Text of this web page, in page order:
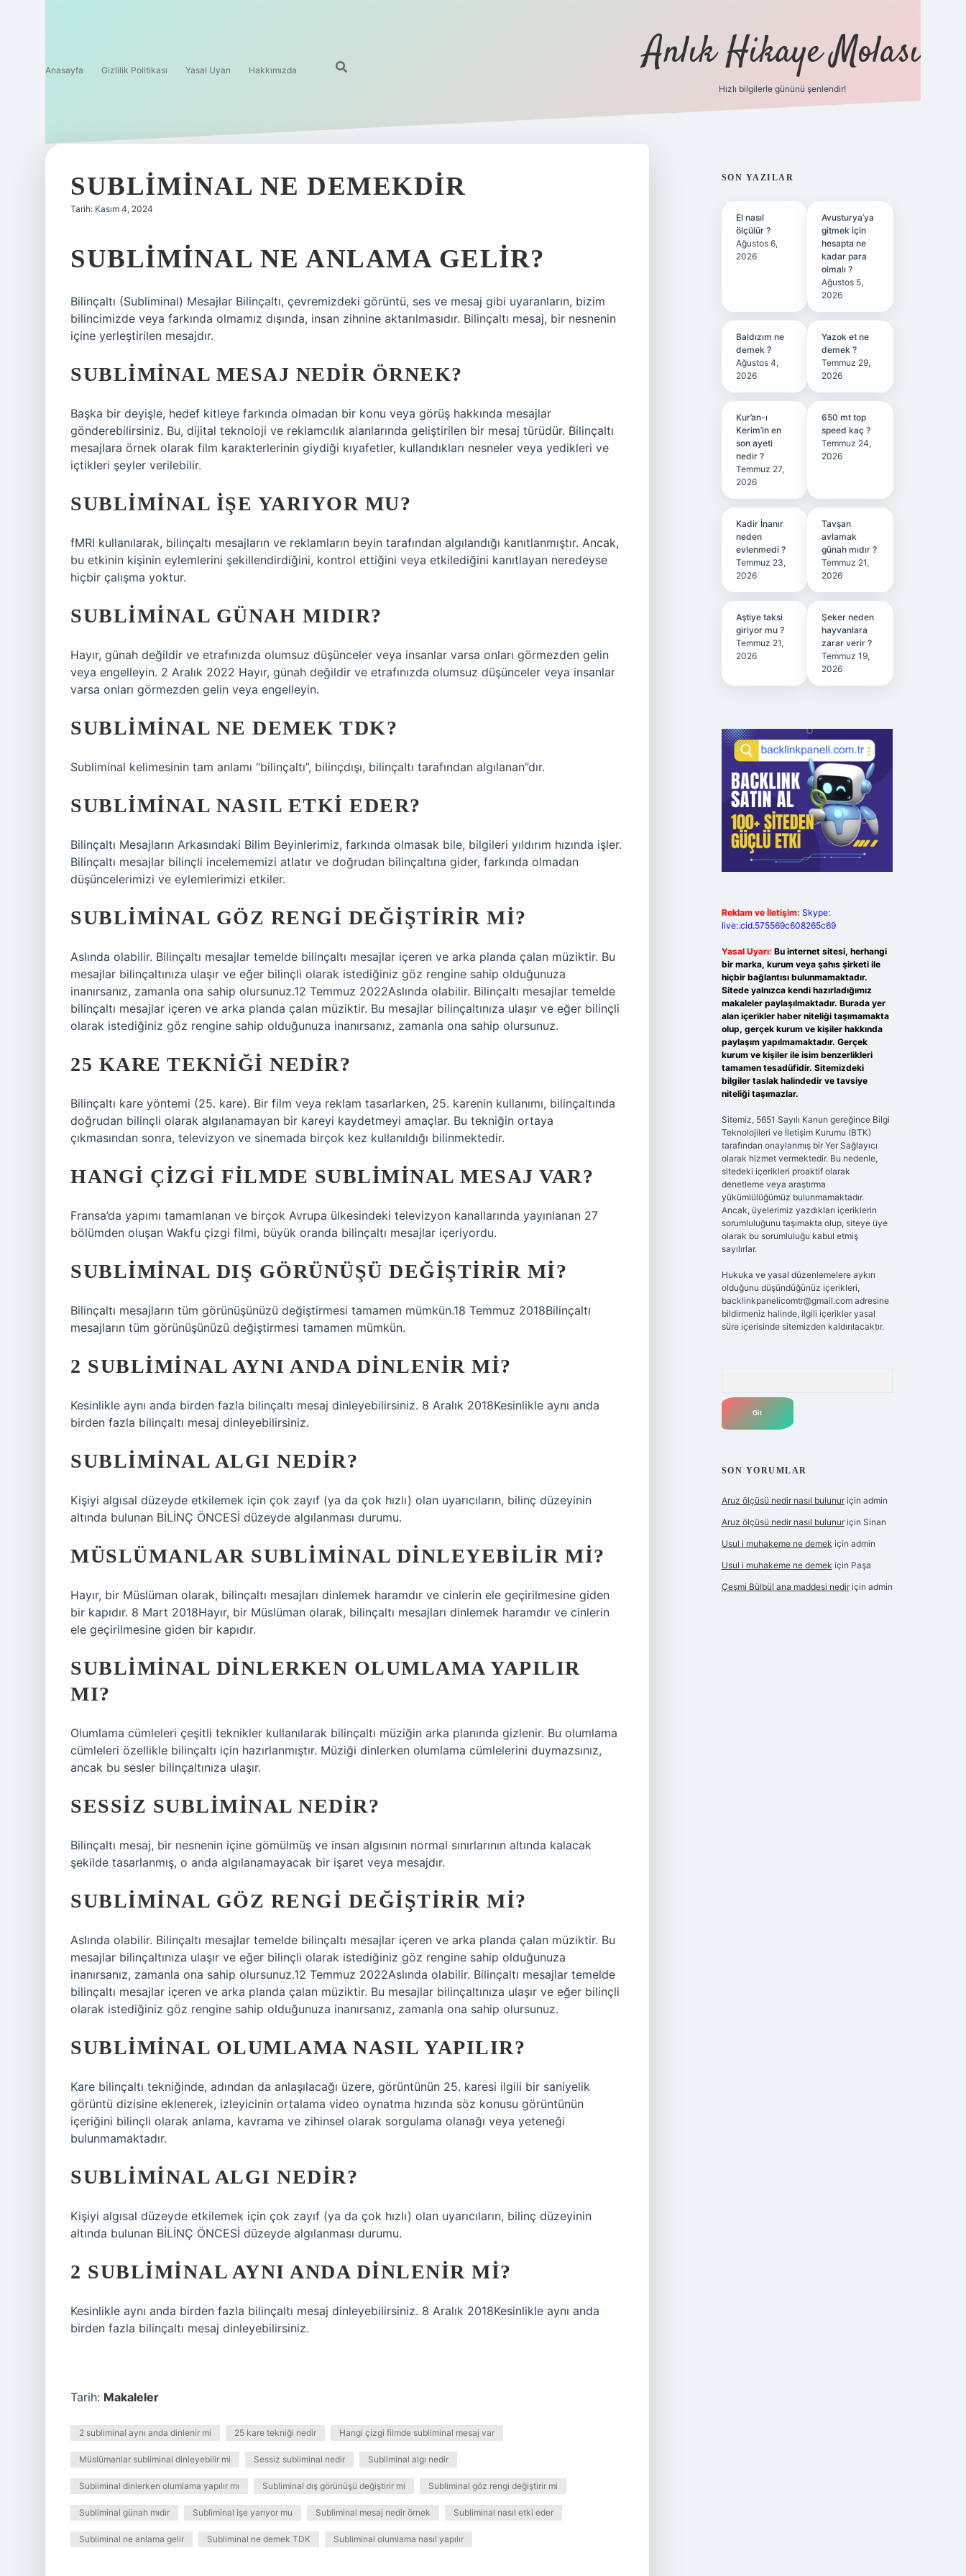
Anasayfa Gizlilik Politikası Yasal Uyarı Hakkımızda Anlık Hikaye Molası
Hızlı bilgilerle gününü şenlendir!
SUBLIMINAL NE DEMEKDIR
Tarih: Kasım 4, 2024
SUBLIMINAL NE ANLAMA GELIR?
Bilinçaltı (Subliminal) Mesajlar Bilinçaltı, çevremizdeki görüntü, ses ve mesaj gibi uyaranların, bizim
bilincimizde veya farkında olmamız dışında, insan zihnine aktarılmasıdır. Bilinçaltı mesaj, bir nesnenin
içine yerleştirilen mesajdır.
SUBLIMINAL MESAJ NEDIR ÖRNEK?
Başka bir deyişle, hedef kitleye farkında olmadan bir konu veya görüş hakkında mesajlar
gönderebilirsiniz. Bu, dijital teknoloji ve reklamcılık alanlarında geliştirilen bir mesaj türüdür. Bilinçaltı
mesajlara örnek olarak film karakterlerinin giydiği kıyafetler, kullandıkları nesneler veya yedikleri ve
içtikleri şeyler verilebilir.
SUBLIMINAL IŞE YARIYOR MU?
fMRI kullanılarak, bilinçaltı mesajların ve reklamların beyin tarafından algılandığı kanıtlanmıştır. Ancak,
bu etkinin kişinin eylemlerini şekillendirdiğini, kontrol ettiğini veya etkilediğini kanıtlayan neredeyse
hiçbir çalışma yoktur.
SUBLIMINAL GÜNAH MIDIR?
Hayır, günah değildir ve etrafınızda olumsuz düşünceler veya insanlar varsa onları görmezden gelin
veya engelleyin. 2 Aralık 2022 Hayır, günah değildir ve etrafınızda olumsuz düşünceler veya insanlar
varsa onları görmezden gelin veya engelleyin.
SUBLIMINAL NE DEMEK TDK?
Subliminal kelimesinin tam anlamı “bilinçaltı”, bilinçdışı, bilinçaltı tarafından algılanan”dır.
SUBLIMINAL NASIL ETKI EDER?
Bilinçaltı Mesajların Arkasındaki Bilim Beyinlerimiz, farkında olmasak bile, bilgileri yıldırım hızında işler.
Bilinçaltı mesajlar bilinçli incelememizi atlatır ve doğrudan bilinçaltına gider, farkında olmadan
düşüncelerimizi ve eylemlerimizi etkiler.
SUBLIMINAL GÖZ RENGI DEĞIŞTIRIR MI?
Aslında olabilir. Bilinçaltı mesajlar temelde bilinçaltı mesajlar içeren ve arka planda çalan müziktir. Bu
mesajlar bilinçaltınıza ulaşır ve eğer bilinçli olarak istediğiniz göz rengine sahip olduğunuza
inanırsanız, zamanla ona sahip olursunuz.12 Temmuz 2022Aslında olabilir. Bilinçaltı mesajlar temelde
bilinçaltı mesajlar içeren ve arka planda çalan müziktir. Bu mesajlar bilinçaltınıza ulaşır ve eğer bilinçli
olarak istediğiniz göz rengine sahip olduğunuza inanırsanız, zamanla ona sahip olursunuz.
25 KARE TEKNIĞI NEDIR?
Bilinçaltı kare yöntemi (25. kare). Bir film veya reklam tasarlarken, 25. karenin kullanımı, bilinçaltında
doğrudan bilinçli olarak algılanamayan bir kareyi kaydetmeyi amaçlar. Bu tekniğin ortaya
çıkmasından sonra, televizyon ve sinemada birçok kez kullanıldığı bilinmektedir.
HANGI ÇIZGI FILMDE SUBLIMINAL MESAJ VAR?
Fransa’da yapımı tamamlanan ve birçok Avrupa ülkesindeki televizyon kanallarında yayınlanan 27
bölümden oluşan Wakfu çizgi filmi, büyük oranda bilinçaltı mesajlar içeriyordu.
SUBLIMINAL DIŞ GÖRÜNÜŞÜ DEĞIŞTIRIR MI?
Bilinçaltı mesajların tüm görünüşünüzü değiştirmesi tamamen mümkün.18 Temmuz 2018Bilinçaltı
mesajların tüm görünüşünüzü değiştirmesi tamamen mümkün.
2 SUBLIMINAL AYNI ANDA DINLENIR MI?
Kesinlikle aynı anda birden fazla bilinçaltı mesaj dinleyebilirsiniz. 8 Aralık 2018Kesinlikle aynı anda
birden fazla bilinçaltı mesaj dinleyebilirsiniz.
SUBLIMINAL ALGI NEDIR?
Kişiyi algısal düzeyde etkilemek için çok zayıf (ya da çok hızlı) olan uyarıcıların, bilinç düzeyinin
altında bulunan BİLİNÇ ÖNCESİ düzeyde algılanması durumu.
MÜSLÜMANLAR SUBLIMINAL DINLEYEBILIR MI?
Hayır, bir Müslüman olarak, bilinçaltı mesajları dinlemek haramdır ve cinlerin ele geçirilmesine giden
bir kapıdır. 8 Mart 2018Hayır, bir Müslüman olarak, bilinçaltı mesajları dinlemek haramdır ve cinlerin
ele geçirilmesine giden bir kapıdır.
SUBLIMINAL DINLERKEN OLUMLAMA YAPILIR
MI?
Olumlama cümleleri çeşitli teknikler kullanılarak bilinçaltı müziğin arka planında gizlenir. Bu olumlama
cümleleri özellikle bilinçaltı için hazırlanmıştır. Müziği dinlerken olumlama cümlelerini duymazsınız,
ancak bu sesler bilinçaltınıza ulaşır.
SESSIZ SUBLIMINAL NEDIR?
Bilinçaltı mesaj, bir nesnenin içine gömülmüş ve insan algısının normal sınırlarının altında kalacak
şekilde tasarlanmış, o anda algılanamayacak bir işaret veya mesajdır.
SUBLIMINAL GÖZ RENGI DEĞIŞTIRIR MI?
Aslında olabilir. Bilinçaltı mesajlar temelde bilinçaltı mesajlar içeren ve arka planda çalan müziktir. Bu
mesajlar bilinçaltınıza ulaşır ve eğer bilinçli olarak istediğiniz göz rengine sahip olduğunuza
inanırsanız, zamanla ona sahip olursunuz.12 Temmuz 2022Aslında olabilir. Bilinçaltı mesajlar temelde
bilinçaltı mesajlar içeren ve arka planda çalan müziktir. Bu mesajlar bilinçaltınıza ulaşır ve eğer bilinçli
olarak istediğiniz göz rengine sahip olduğunuza inanırsanız, zamanla ona sahip olursunuz.
SUBLIMINAL OLUMLAMA NASIL YAPILIR?
Kare bilinçaltı tekniğinde, adından da anlaşılacağı üzere, görüntünün 25. karesi ilgili bir saniyelik
görüntü dizisine eklenerek, izleyicinin ortalama video oynatma hızında söz konusu görüntünün
içeriğini bilinçli olarak anlama, kavrama ve zihinsel olarak sorgulama olanağı veya yeteneği
bulunmamaktadır.
SUBLIMINAL ALGI NEDIR?
Kişiyi algısal düzeyde etkilemek için çok zayıf (ya da çok hızlı) olan uyarıcıların, bilinç düzeyinin
altında bulunan BİLİNÇ ÖNCESİ düzeyde algılanması durumu.
2 SUBLIMINAL AYNI ANDA DINLENIR MI?
Kesinlikle aynı anda birden fazla bilinçaltı mesaj dinleyebilirsiniz. 8 Aralık 2018Kesinlikle aynı anda
birden fazla bilinçaltı mesaj dinleyebilirsiniz.
Tarih: Makaleler
2 subliminal aynı anda dinlenir mi 25 kare tekniği nedir Hangi çizgi filmde subliminal mesaj var
Müslümanlar subliminal dinleyebilir mi Sessiz subliminal nedir Subliminal algı nedir
Subliminal dinlerken olumlama yapılır mı Subliminal dış görünüşü değiştirir mi Subliminal göz rengi değiştirir mi
Subliminal günah mıdır Subliminal işe yarıyor mu Subliminal mesaj nedir örnek Subliminal nasıl etki eder
Subliminal ne anlama gelir Subliminal ne demek TDK Subliminal olumlama nasıl yapılır
SIDEBAR
SON YAZILAR
El nasıl
ölçülür ?
Ağustos 6,
2026
Avusturya’ya
gitmek için
hesapta ne
kadar para
olmalı ?
Ağustos 5,
2026
Baldızım ne
demek ?
Ağustos 4,
2026
Yazok et ne
demek ?
Temmuz 29,
2026
Kur’an-ı
Kerim’in en
son ayeti
nedir ?
Temmuz 27,
2026
650 mt top
speed kaç ?
Temmuz 24,
2026
Kadir İnanır
neden
evlenmedi ?
Temmuz 23,
2026
Tavşan
avlamak
günah mıdır ?
Temmuz 21,
2026
Aştiye taksi
giriyor mu ?
Temmuz 21,
2026
Şeker neden
hayvanlara
zarar verir ?
Temmuz 19,
2026
Reklam ve İletişim: Skype:
live:.cid.575569c608265c69
Yasal Uyarı: Bu internet sitesi, herhangi
bir marka, kurum veya şahıs şirketi ile
hiçbir bağlantısı bulunmamaktadır.
Sitede yalnızca kendi hazırladığımız
makaleler paylaşılmaktadır. Burada yer
alan içerikler haber niteliği taşımamakta
olup, gerçek kurum ve kişiler hakkında
paylaşım yapılmamaktadır. Gerçek
kurum ve kişiler ile isim benzerlikleri
tamamen tesadüfidir. Sitemizdeki
bilgiler taslak halindedir ve tavsiye
niteliği taşımazlar.
Sitemiz, 5651 Sayılı Kanun gereğince Bilgi
Teknolojileri ve İletişim Kurumu (BTK)
tarafından onaylanmış bir Yer Sağlayıcı
olarak hizmet vermektedir. Bu nedenle,
sitedeki içerikleri proaktif olarak
denetleme veya araştırma
yükümlülüğümüz bulunmamaktadır.
Ancak, üyelerimiz yazdıkları içeriklerin
sorumluluğunu taşımakta olup, siteye üye
olarak bu sorumluluğu kabul etmiş
sayılırlar.
Hukuka ve yasal düzenlemelere aykırı
olduğunu düşündüğünüz içerikleri,
backlinkpanelicomtr@gmail.comadresine
bildirmeniz halinde, ilgili içerikler yasal
süre içerisinde sitemizden kaldırılacaktır.
SON YORUMLAR
Aruz ölçüsü nedir nasıl bulunuriçin admin
Aruz ölçüsü nedir nasıl bulunuriçin Sinan
Usul i muhakeme ne demek için admin
Usul i muhakeme ne demek için Paşa
Çeşmi Bülbül ana maddesi nediriçin admin